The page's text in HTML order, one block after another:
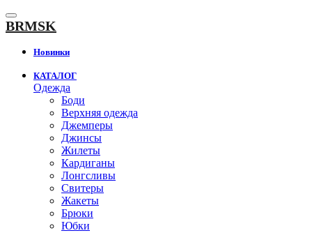
К
содержанию
BRMSK
Новинки
КАТАЛОГ
Одежда
Боди
Верхняя одежда
Джемперы
Джинсы
Жилеты
Кардиганы
Лонгсливы
Свитеры
Жакеты
Брюки
Юбки